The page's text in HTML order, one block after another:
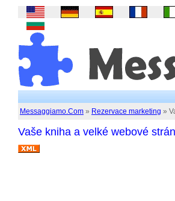
Messaggiamo.Com » Rezervace marketing »
Vaše kniha a velké webové